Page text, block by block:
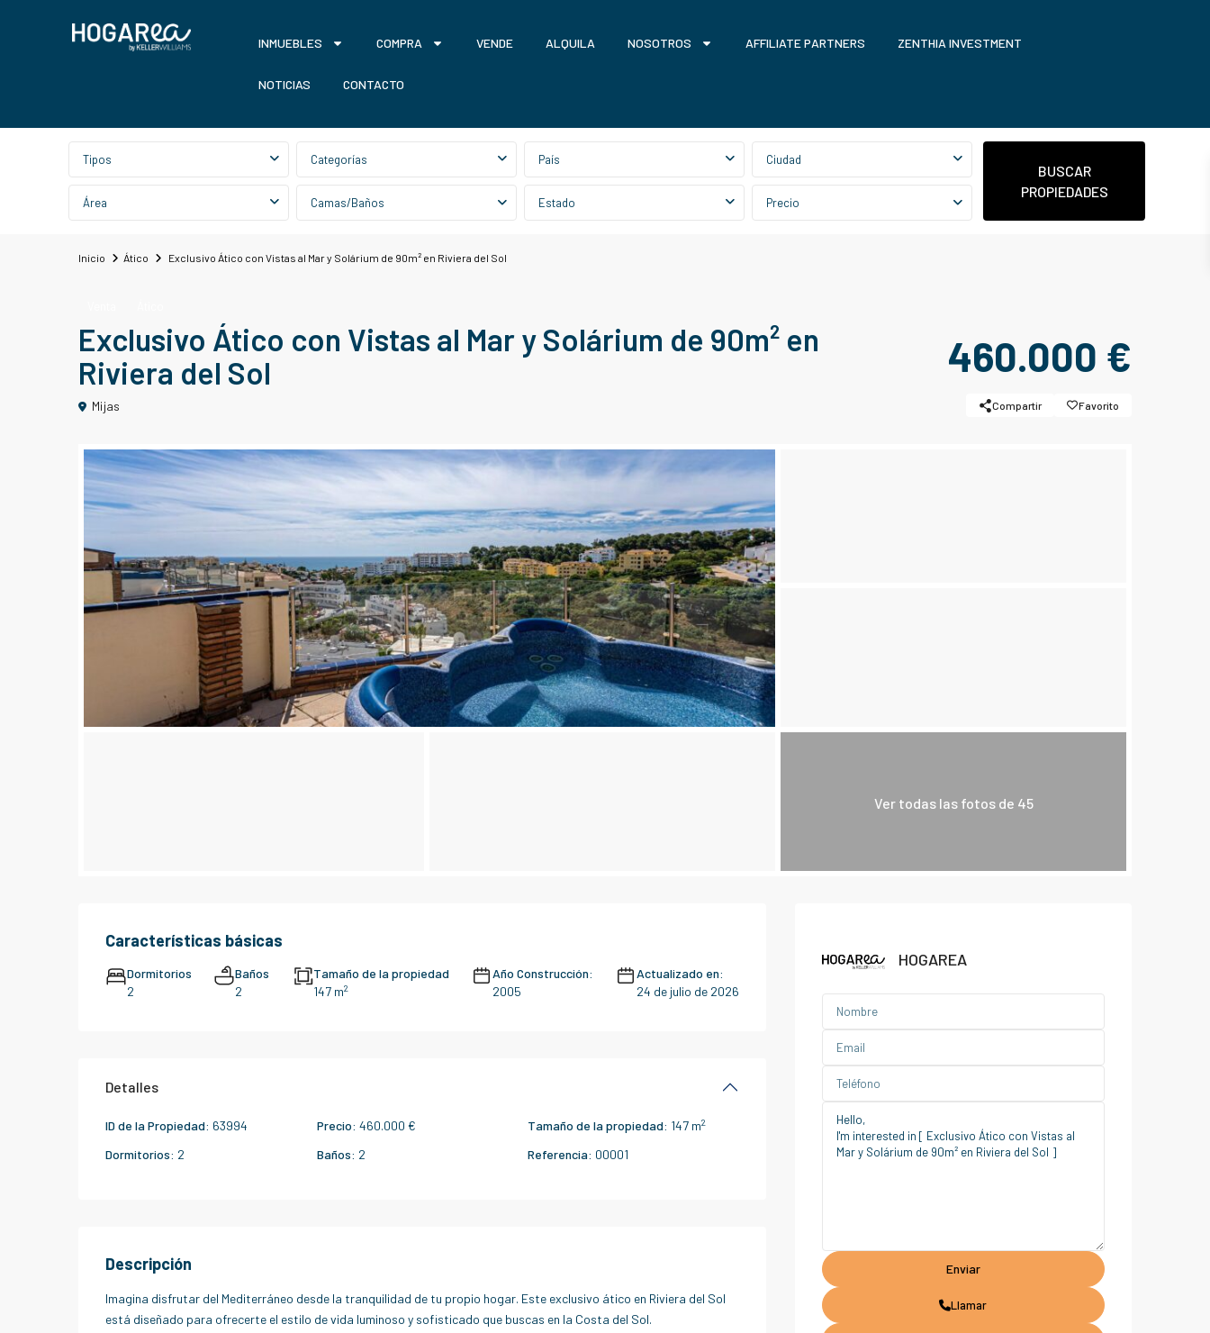
INMUEBLES COMPRA VENDE ALQUILA NOSOTROS AFFILIATE PARTNERS ZENTHIA INVESTMENT
NOTICIAS CONTACTO
Tipos Categorías País Ciudad
Área Camas/Baños Estado Precio
BUSCAR
PROPIEDADES
Inicio Ático Exclusivo Ático con Vistas al Mar y Solárium de 90m² en Riviera del Sol
Exclusivo Ático con Vistas al Mar y Solárium de 90m² en
Riviera del Sol
460.000 €
Mijas Compartir Favorito
Ver todas las fotos de 45
Características básicas
Dormitorios
2
Baños
2
Tamaño de la propiedad
147 m2
Año Construcción:
2005
Actualizado en:
24 de julio de 2026
Detalles
ID de la Propiedad: 63994 Precio: 460.000 € Tamaño de la propiedad: 147 m2
Dormitorios: 2 Baños: 2 Referencia: 00001
Descripción
Imagina disfrutar del Mediterráneo desde la tranquilidad de tu propio hogar. Este exclusivo ático en Riviera del Sol
está diseñado para ofrecerte el estilo de vida luminoso y sofisticado que buscas en la Costa del Sol.
HOGAREA
Llamar